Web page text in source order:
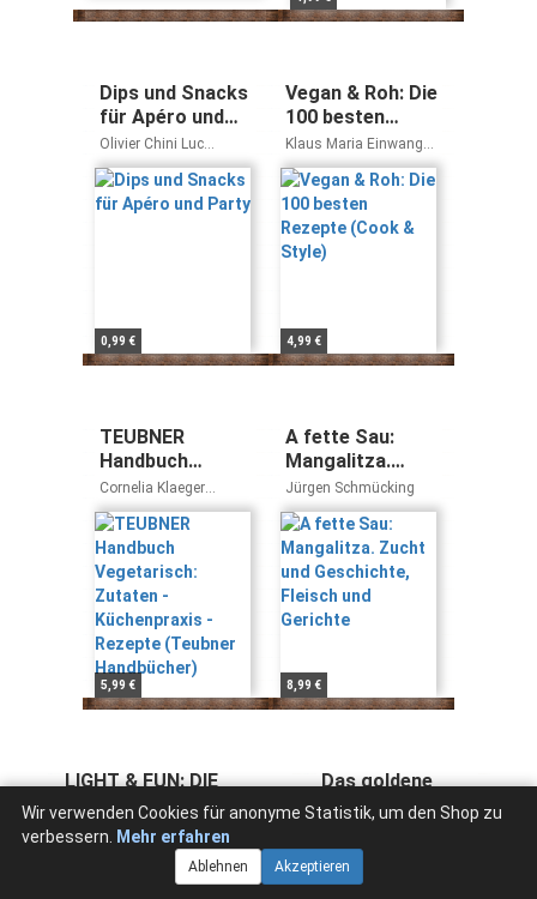
Dips und Snacks
für Apéro und
Party
Olivier Chini Luc
Sananes
0,99 €
Vegan & Roh: Die
100 besten
Rezepte (Cook &
Style)
Klaus Maria Einwanger
Christl Kurz
4,99 €
TEUBNER
Handbuch
Vegetarisch:
Zutaten -
Küchenpraxis -
Rezepte
(Teubner
Handbücher)
Cornelia Klaeger
Claudia Bruckmann
5,99 €
A fette Sau:
Mangalitza.
Zucht und
Geschichte,
Fleisch und
Gerichte
Jürgen Schmücking
8,99 €
LIGHT & FUN: DIE
AUSSERGEWÖHNLICHEN
REZEPTE OHNE
KALORIEN! (A LA
Snacking Media
Das goldene
Buch der Quitte:
Rezepte und
Warenkunde:
Das Comeback
Lucas Rosenblatt
Wir verwenden Cookies für anonyme Statistik, um den Shop zu
verbessern.
Mehr erfahren
Ablehnen Akzeptieren